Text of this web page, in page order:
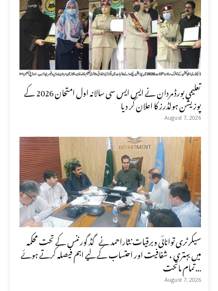
تعلیمی بورڈ مردان نے ایس ایس سی سالانہ اول امتحان 2026 کے
پوزیشن ہولڈرز کا اعلان کر دیا
August 7, 2026
سیکرٹری توانائی وبرقیات نثاراحمد نے گڈ گورننس کے تحت محکمہ
میں بہتری ، شفافیت اور احتساب کے لیے اہم فیصلہ کرتے ہوئے
تمام ماتحت...
August 7, 2026